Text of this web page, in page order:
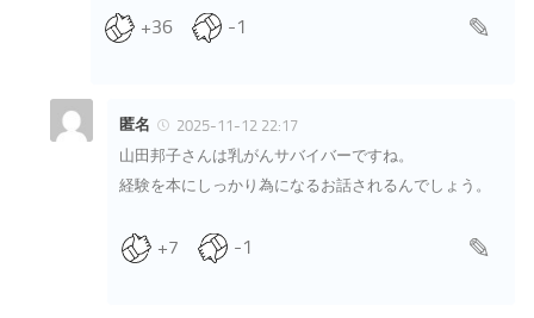
+36 -1
匿名
2025-11-12 22:17
山田邦子さんは乳がんサバイバーですね。
経験を本にしっかり為になるお話されるんでしょう。
+7 -1